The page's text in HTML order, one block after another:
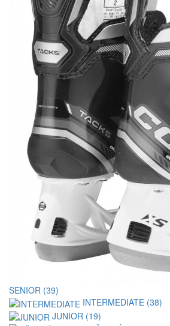
SENIOR (39)
INTERMEDIATE (38)
JUNIOR (19)